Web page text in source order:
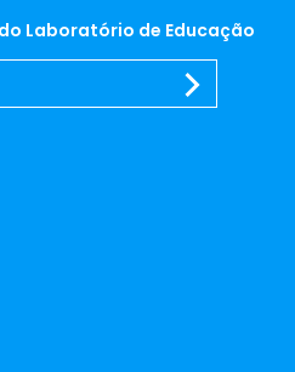
Laboratório de Educação